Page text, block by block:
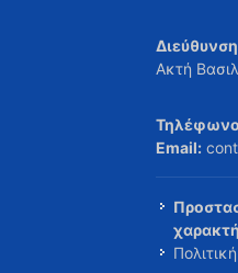
Διεύθυνση
Ακτή
Email: